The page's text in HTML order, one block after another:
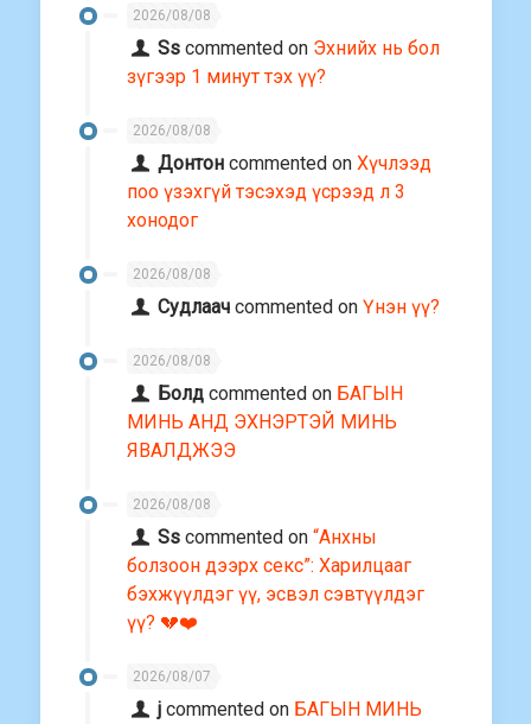
2026/08/08
Ss commented on Эхнийх нь бол
зүгээр 1 минут тэх үү?
2026/08/08
Донтон commented onХүчлээд
поо үзэхгүй тэсэхэд үсрээд л 3
хонодог
2026/08/08
Судлаач commented onҮнэн үү?
2026/08/08
Болд commented on БАГЫН
МИНЬ АНД ЭХНЭРТЭЙ МИНЬ
ЯВАЛДЖЭЭ
2026/08/08
Ss commented on“Анхны
болзоон дээрх секс”: Харилцааг
бэхжүүлдэг үү, эсвэл сэвтүүлдэг
үү? 💔❤️
2026/08/07
j commented on БАГЫН МИНЬ